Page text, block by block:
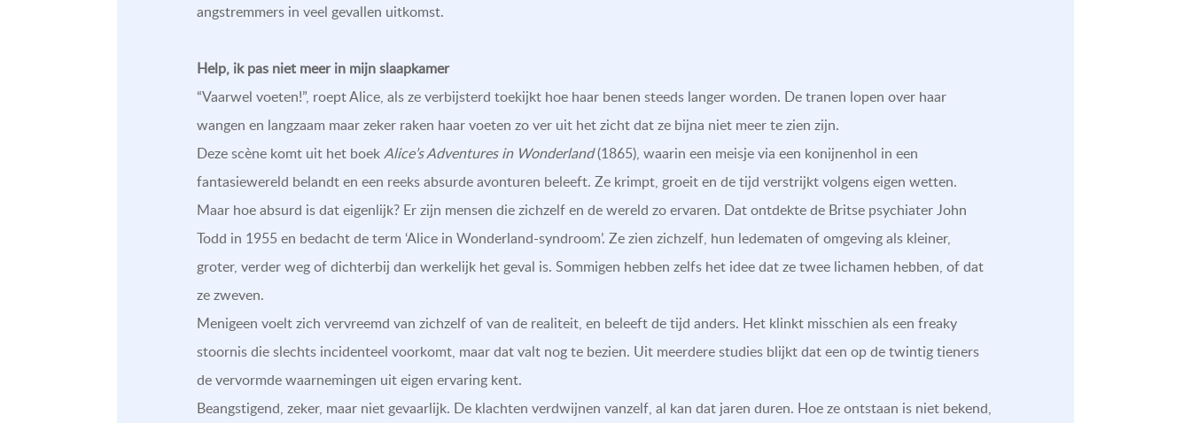
angstremmers in veel gevallen uitkomst.
Help, ik pas niet meer in mijn slaapkamer
“Vaarwel voeten!”, roept Alice, als ze verbijsterd toekijkt hoe haar benen steeds langer worden. De tranen lopen over haar
wangen en langzaam maar zeker raken haar voeten zo ver uit het zicht dat ze bijna niet meer te zien zijn.
Deze scène komt uit het boekAlice’s Adventures in Wonderland(1865), waarin een meisje via een konijnenhol in een
fantasiewereld belandt en een reeks absurde avonturen beleeft. Ze krimpt, groeit en de tijd verstrijkt volgens eigen wetten.
Maar hoe absurd is dat eigenlijk? Er zijn mensen die zichzelf en de wereld zo ervaren. Dat ontdekte de Britse psychiater John
Todd in 1955 en bedacht de term ‘Alice in Wonderland-syndroom’. Ze zien zichzelf, hun ledematen of omgeving als kleiner,
groter, verder weg of dichterbij dan werkelijk het geval is. Sommigen hebben zelfs het idee dat ze twee lichamen hebben, of dat
ze zweven.
Menigeen voelt zich vervreemd van zichzelf of van de realiteit, en beleeft de tijd anders. Het klinkt misschien als een freaky
stoornis die slechts incidenteel voorkomt, maar dat valt nog te bezien. Uit meerdere studies blijkt dat een op de twintig tieners
de vervormde waarnemingen uit eigen ervaring kent.
Beangstigend, zeker, maar niet gevaarlijk. De klachten verdwijnen vanzelf, al kan dat jaren duren. Hoe ze ontstaan is niet bekend,